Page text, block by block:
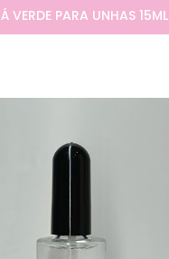
VERDE PARA UNHAS 15ML